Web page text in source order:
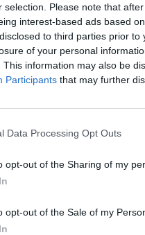
selection. Please note that
interest-based ads based
to third parties prior
of your personal
This information may also be
Participants that may further
Data Processing Opt Outs
opt-out of the Sharing of my
opt-out of the Sale of my
κάποια ταξίδια στο
το όνομά
την άφιξή της στην
της λανσάρισμα. Η
της σκανδιναβικής -
και του τι
μας εσάνς (Gypsy
νέα προσθήκη